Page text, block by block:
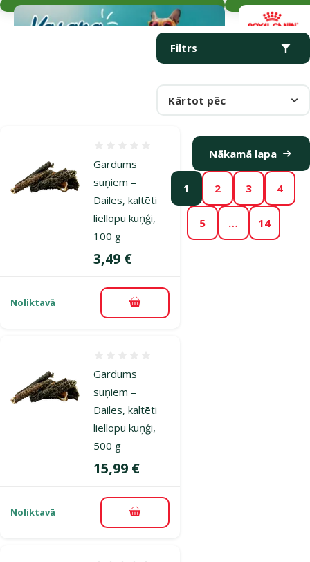
Filtrs
Kārtot pēc
Produkti kategorijā Gardumi suņiem senioriem
Gardums
suņiem –
Dailes, kaltēti
liellopu kuņģi,
100 g
Cena
3,49 €
Noliktavā Pievienot grozam
Gardums
suņiem –
Dailes, kaltēti
liellopu kuņģi,
500 g
Cena
15,99 €
Noliktavā Pievienot grozam
1 2 3 4
5 … 14
Nākamā lapa